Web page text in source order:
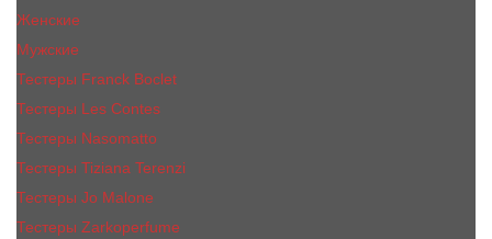
Женские
Мужские
Тестеры Franck Boclet
Тестеры Les Contes
Тестеры Nasomatto
Тестеры Tiziana Terenzi
Тестеры Jо Malоnе
Тестеры Zarkoperfume